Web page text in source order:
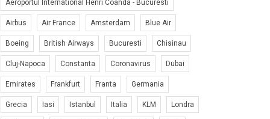
Aeroportul International Henri Coanda - Bucuresti
Airbus Air France Amsterdam Blue Air
Boeing British Airways Bucuresti Chisinau
Cluj-Napoca Constanta Coronavirus Dubai
Emirates Frankfurt Franta Germania
Grecia Iasi Istanbul Italia KLM Londra